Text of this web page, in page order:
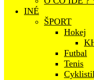
INÉ
ŠPORT
Hokej
Futbal
Tenis